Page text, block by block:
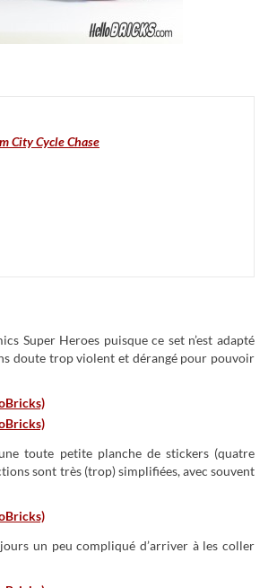
City Cycle Chase
Super Heroes puisque ce set n’est adapté
doute trop violent et dérangé pour pouvoir
toute petite planche de stickers (quatre
sont très (trop) simplifiées, avec souvent
un peu compliqué d’arriver à les coller